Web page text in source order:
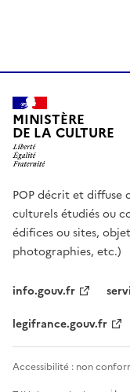
MINISTÈRE
DE LA CULTURE
POP décrit et diffuse
culturels étudiés ou
édifices ou sites,
photographies, etc.)
info.gouv.fr
legifrance.gouv.fr
Accessibilité : non